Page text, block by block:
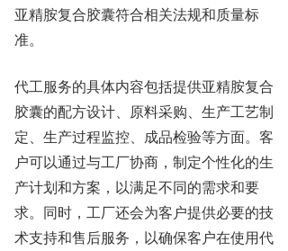
亚精胺复合胶囊符合相关法规和质量标
准。
代工服务的具体内容包括提供亚精胺复合
胶囊的配方设计、原料采购、生产工艺制
定、生产过程监控、成品检验等方面。客
户可以通过与工厂协商，制定个性化的生
产计划和方案，以满足不同的需求和要
求。同时，工厂还会为客户提供必要的技
术支持和售后服务，以确保客户在使用代